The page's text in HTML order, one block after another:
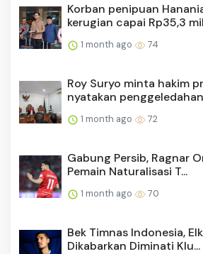
Korban penipuan
kerugian capai Rp35,3
1 month ago 74
Roy Suryo minta hakim
nyatakan
1 month ago 72
Gabung Persib, Ragnar
Pemain Naturalisasi T...
1 month ago 70
Bek Timnas Indonesia,
Dikabarkan Diminati Klu...